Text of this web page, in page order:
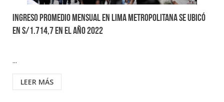
Ingreso promedio mensual en Lima Metropolitana se ubicó
en S/1.714,7 en el año 2022
...
LEER MÁS